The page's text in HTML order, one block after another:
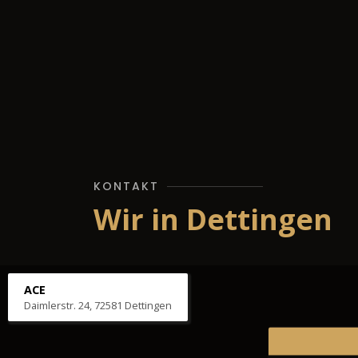
KONTAKT
Wir in Dettingen
ACE
Daimlerstr. 24, 72581 Dettingen